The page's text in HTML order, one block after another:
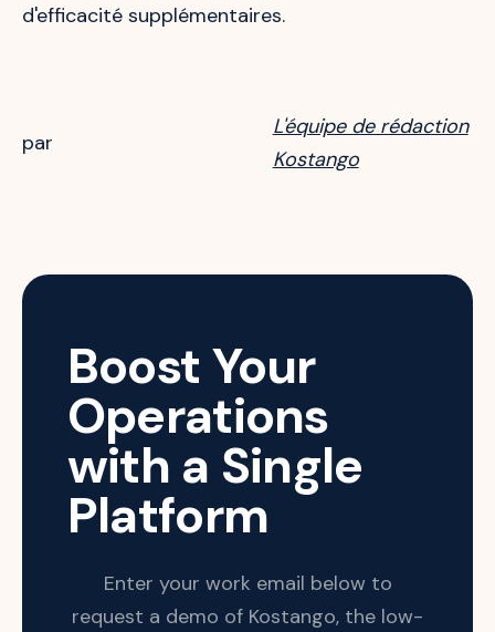
d'efficacité supplémentaires.
par
L'équipe de rédaction
Kostango
Boost Your
Operations
with a Single
Platform
Enter your work email below to
request a demo of Kostango, the low-